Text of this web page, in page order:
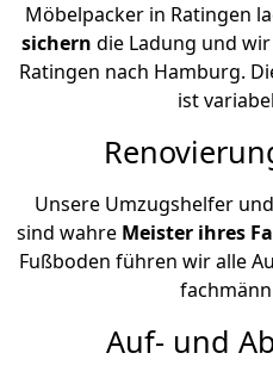
Möbelpacker in Ratingen
sichern die Ladung und
Ratingen nach Hamburg.
ist
Unsere Umzugshelfer
sind wahre Meister ihres
Fußboden führen wir alle
Auf- und